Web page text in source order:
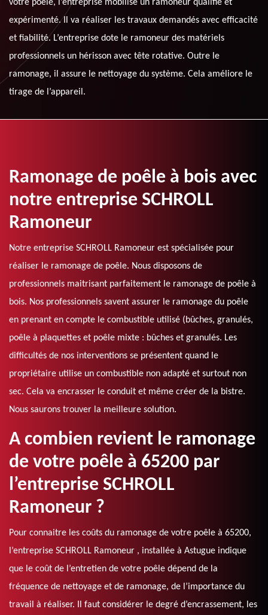
votre poêle, l’entreprise mobilise un ramoneur qualifié et
expérimenté. Il va réaliser les travaux demandés avec efficacité
et fiabilité. L’entreprise dote le ramoneur des matériels
professionnels un hérisson avec tête rotative. Outre le
ramonage, il assure le nettoyage du système. Cela améliore le
tirage de l’appareil.
Ramonage de poêle à bois avec
notre entreprise SCHROLL
Ramoneur
Notre entreprise SCHROLL Ramoneur est spécialisée pour
réaliser le ramonage de poêle. Nous disposons de
professionnels maitrisant parfaitement le ramonage de poêle à
bois. Nos professionnels savent assurer le ramonage du poêle
en prenant en compte le combustible utilisé (bûches, granulés,
poêle à plaquettes et poêle mixte : bûches et granulés. Les
difficultés de nos interventions se présentent quand le
propriétaire utilise un combustible non adapté et surtout non
sec. Cela va encrasser le conduit et même créer de la bistre.
Nous saurons trouver la meilleure solution.
A combien revient le ramonage
de votre poêle à 65200 par
l’entreprise SCHROLL
Ramoneur ?
Pour connaitre les coûts du ramonage de votre poêle à 65200,
l’entreprise SCHROLL Ramoneur , installée à Astugue indique
que le coût de l’entretien de votre poêle dépend de la
fréquence de nettoyage et de ramonage, de l’importance du
travail à réaliser. Il faut considérer le degré d’encrassement, les